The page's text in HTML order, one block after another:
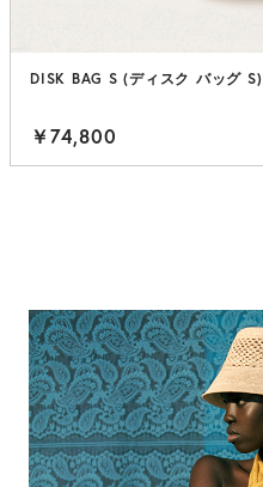
DISK BAG S (ディスク バッグ S)
￥74,800